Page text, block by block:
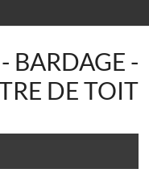
BARDAGE -
DE TOIT